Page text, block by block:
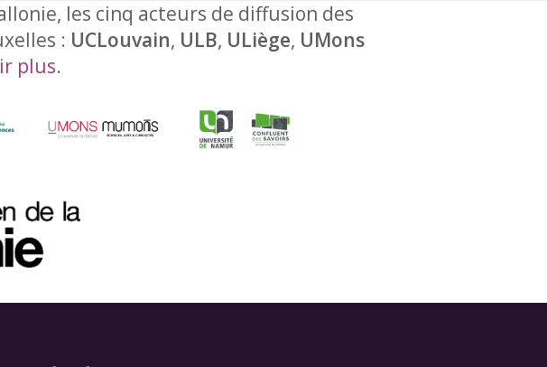
les cinq acteurs de diffusion des
: UCLouvain, ULB, ULiège, UMons
plus.